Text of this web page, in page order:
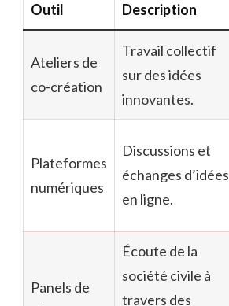
Outil Description
Ateliers de
co-création
Travail collectif
sur des idées
innovantes.
Plateformes
numériques
Discussions et
échanges d’idées
en ligne.
Panels de
Écoute de la
société civile à
travers des